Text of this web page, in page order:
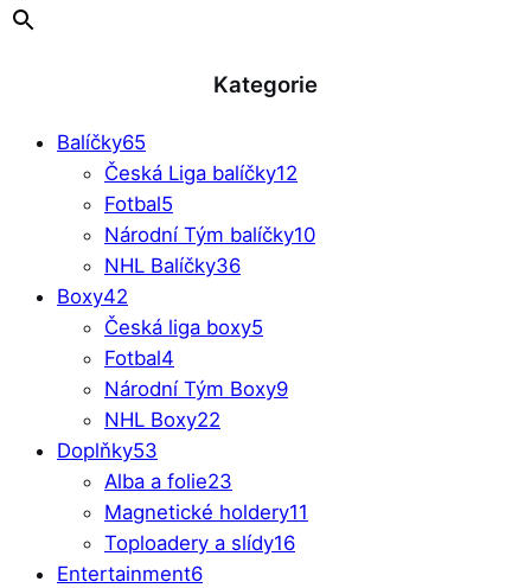
Kategorie
Balíčky65
Česká Liga balíčky12
Fotbal5
Národní Tým balíčky10
NHL Balíčky36
Boxy42
Česká liga boxy5
Fotbal4
Národní Tým Boxy9
NHL Boxy22
Doplňky53
Alba a folie23
Magnetické holdery11
Toploadery a slídy16
Entertainment6